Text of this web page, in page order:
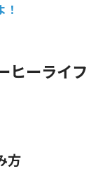
ヒーライフ
方